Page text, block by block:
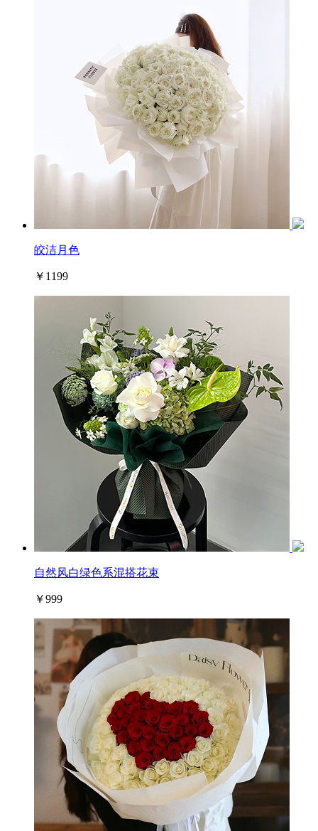
皎洁月色
￥1199
自然风白绿色系混搭花束
￥999